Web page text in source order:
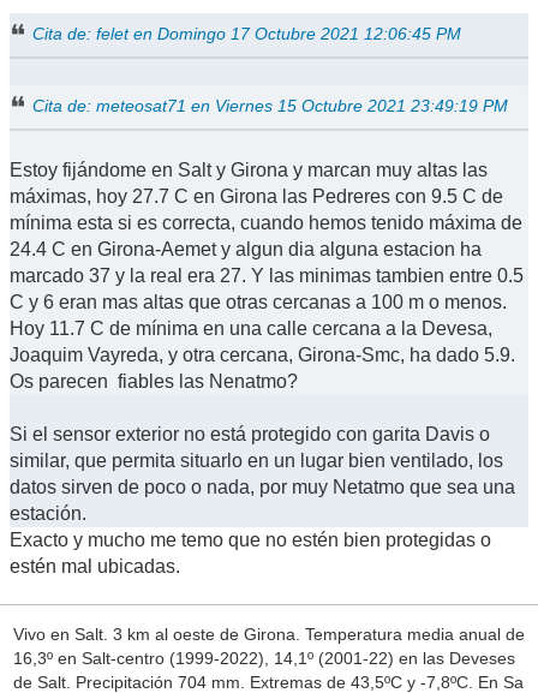
Cita de: felet en Domingo 17 Octubre 2021 12:06:45 PM
Cita de: meteosat71 en Viernes 15 Octubre 2021 23:49:19 PM
Estoy fijándome en Salt y Girona y marcan muy altas las
máximas, hoy 27.7 C en Girona las Pedreres con 9.5 C de
mínima esta si es correcta, cuando hemos tenido máxima de
24.4 C en Girona-Aemet y algun dia alguna estacion ha
marcado 37 y la real era 27. Y las minimas tambien entre 0.5
C y 6 eran mas altas que otras cercanas a 100 m o menos.
Hoy 11.7 C de mínima en una calle cercana a la Devesa,
Joaquim Vayreda, y otra cercana, Girona-Smc, ha dado 5.9.
Os parecen fiables las Nenatmo?
Si el sensor exterior no está protegido con garita Davis o
similar, que permita situarlo en un lugar bien ventilado, los
datos sirven de poco o nada, por muy Netatmo que sea una
estación.
Exacto y mucho me temo que no estén bien protegidas o
estén mal ubicadas.
Vivo en Salt. 3 km al oeste de Girona. Temperatura media anual de
16,3º en Salt-centro (1999-2022), 14,1º (2001-22) en las Deveses
de Salt. Precipitación 704 mm. Extremas de 43,5ºC y -7,8ºC. En Sa